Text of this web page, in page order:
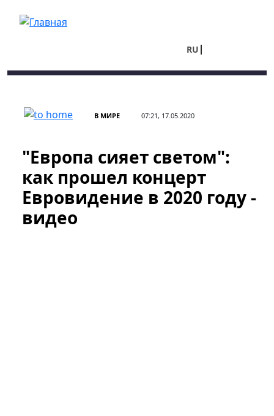
RU
В МИРЕ 07:21, 17.05.2020
"Европа сияет светом":
как прошел концерт
Евровидение в 2020 году -
видео